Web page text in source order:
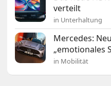
verteilt
in Unterhaltung
Mercedes:
„emotionales
in Mobilität